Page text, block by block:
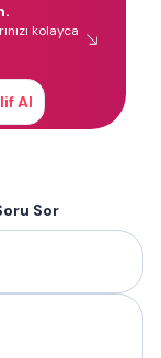
kolayca
Al
Sor